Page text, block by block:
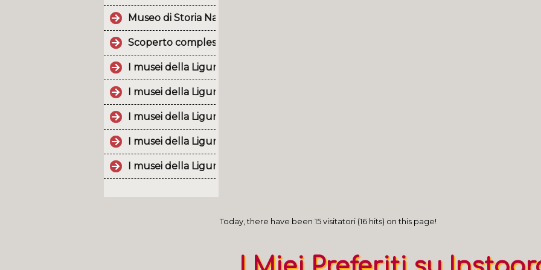
Museo di Storia Naturale della Lunigiana
Scoperto complesso militare nel Laterano
I musei della Liguria, un patrimonio culturale complesso fatto di episodi d'arte e
I musei della Liguria, un patrimonio culturale complesso: i musei in Città metropolitana
I musei della Liguria, un patrimonio culturale complesso: i musei in provincia di Savona.
I musei della Liguria, un patrimonio culturale complesso: i musei in provincia di La
I musei della Liguria, un patrimonio culturale complesso: i musei in provincia di Imperia.
Today, there have been 15 visitatori (16 hits) on this page!